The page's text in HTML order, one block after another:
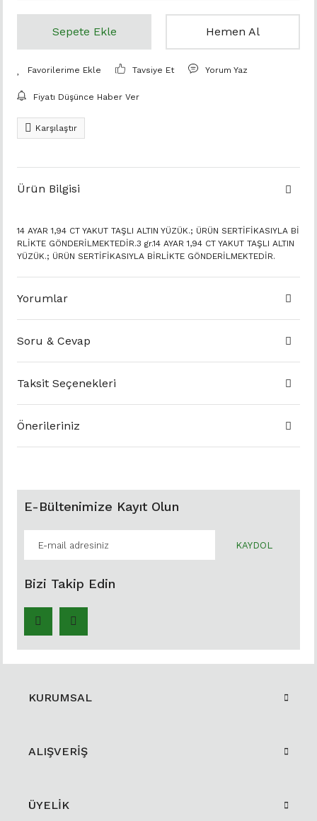
Sepete Ekle Hemen Al
Tavsiye Et Yorum Yaz
Fiyatı Düşünce Haber Ver
Karşılaştır
Ürün Bilgisi
14 AYAR 1,94 CT YAKUT TAŞLI ALTIN YÜZÜK.; ÜRÜN SERTİFİKASIYLA Bİ
RLİKTE GÖNDERİLMEKTEDİR.3 gr.14 AYAR 1,94 CT YAKUT TAŞLI ALTIN
YÜZÜK.; ÜRÜN SERTİFİKASIYLA BİRLİKTE GÖNDERİLMEKTEDİR.
Yorumlar
Soru & Cevap
Taksit Seçenekleri
Önerileriniz
E-Bültenimize Kayıt Olun
KAYDOL
Bizi Takip Edin
KURUMSAL
ALIŞVERİŞ
ÜYELİK